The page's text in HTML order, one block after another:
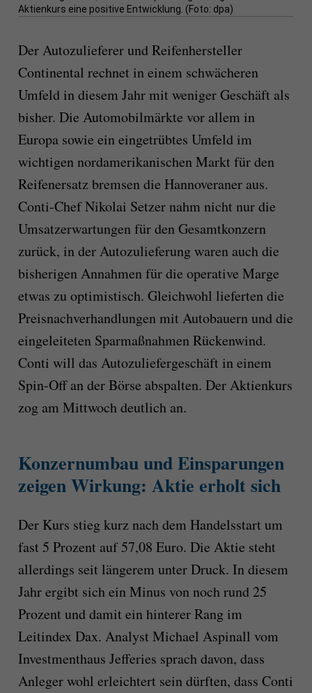
Aktienkurs eine positive Entwicklung. (Foto: dpa)
Der Autozulieferer und Reifenhersteller
Continental rechnet in einem schwächeren
Umfeld in diesem Jahr mit weniger Geschäft als
bisher. Die Automobilmärkte vor allem in
Europa sowie ein eingetrübtes Umfeld im
wichtigen nordamerikanischen Markt für den
Reifenersatz bremsen die Hannoveraner aus.
Conti-Chef Nikolai Setzer nahm nicht nur die
Umsatzerwartungen für den Gesamtkonzern
zurück, in der Autozulieferung waren auch die
bisherigen Annahmen für die operative Marge
etwas zu optimistisch. Gleichwohl lieferten die
Preisnachverhandlungen mit Autobauern und die
eingeleiteten Sparmaßnahmen Rückenwind.
Conti will das Autozuliefergeschäft in einem
Spin-Off an der Börse abspalten. Der Aktienkurs
zog am Mittwoch deutlich an.
Konzernumbau und Einsparungen
zeigen Wirkung: Aktie erholt sich
Der Kurs stieg kurz nach dem Handelsstart um
fast 5 Prozent auf 57,08 Euro. Die Aktie steht
allerdings seit längerem unter Druck. In diesem
Jahr ergibt sich ein Minus von noch rund 25
Prozent und damit ein hinterer Rang im
Leitindex Dax. Analyst Michael Aspinall vom
Investmenthaus Jefferies sprach davon, dass
Anleger wohl erleichtert sein dürften, dass Conti